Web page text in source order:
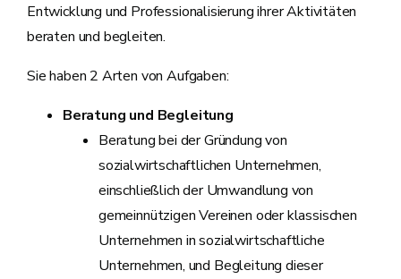
Entwicklung und Professionalisierung ihrer Aktivitäten
beraten und begleiten.
Sie haben 2 Arten von Aufgaben:
Beratung und Begleitung
Beratung bei der Gründung von
sozialwirtschaftlichen Unternehmen,
einschließlich der Umwandlung von
gemeinnützigen Vereinen oder klassischen
Unternehmen in sozialwirtschaftliche
Unternehmen, und Begleitung dieser